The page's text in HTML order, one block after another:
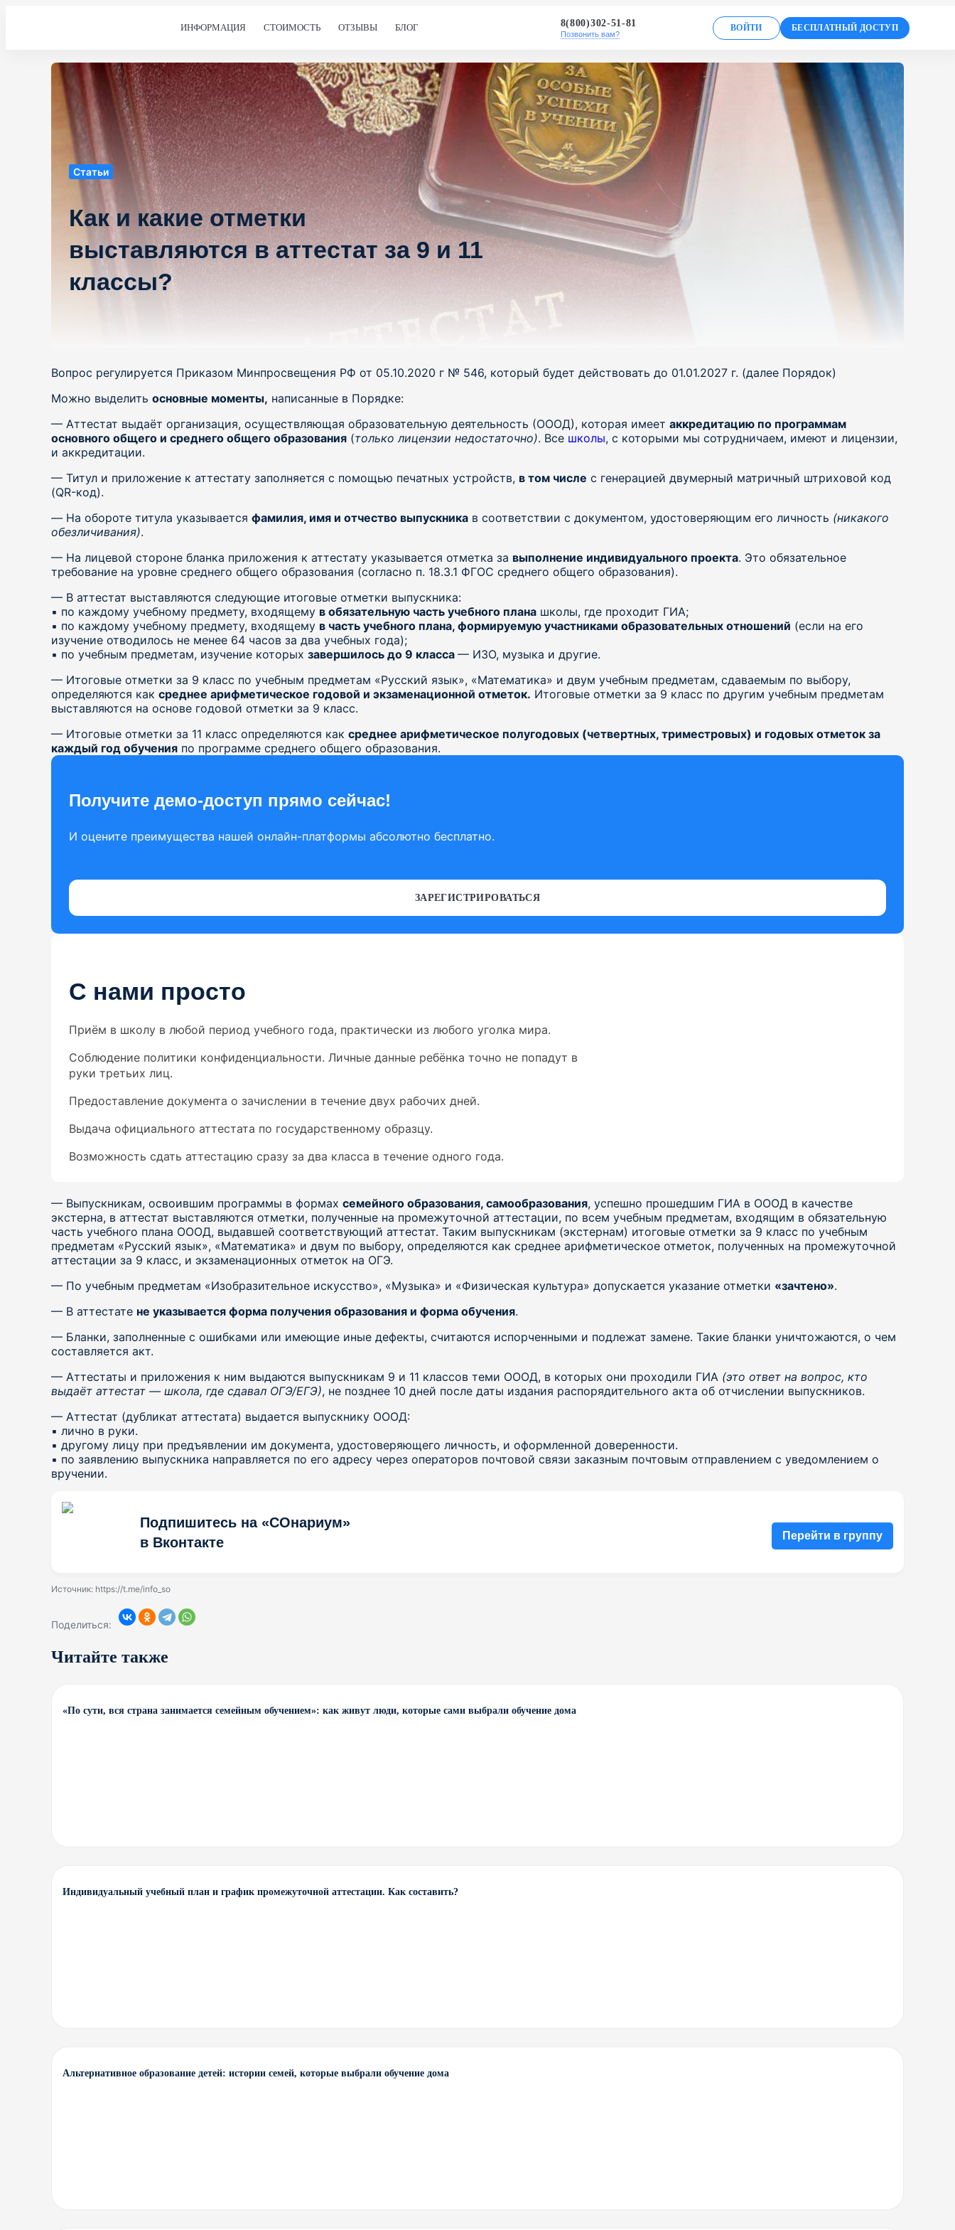
ИНФОРМАЦИЯ СТОИМОСТЬ ОТЗЫВЫ БЛОГ 8(800)302-51-81
Позвонить вам?
ВОЙТИ БЕСПЛАТНЫЙ ДОСТУП
Статьи
Как и какие отметки
выставляются в аттестат за 9 и 11
классы?
Вопрос регулируется Приказом Минпросвещения РФ от 05.10.2020 г № 546, который будет действовать до 01.01.2027 г. (далее Порядок)
Можно выделить основные моменты, написанные в Порядке:
— Аттестат выдаёт организация, осуществляющая образовательную деятельность (ОООД), которая имеет аккредитацию по программам
основного общего и среднего общего образования (только лицензии недостаточно). Все школы, с которыми мы сотрудничаем, имеют и лицензии,
и аккредитации.
— Титул и приложение к аттестату заполняется с помощью печатных устройств, в том числе с генерацией двумерный матричный штриховой код
(QR-код).
— На обороте титула указывается фамилия, имя и отчество выпускника в соответствии с документом, удостоверяющим его личность (никакого
обезличивания).
— На лицевой стороне бланка приложения к аттестату указывается отметка за выполнение индивидуального проекта. Это обязательное
требование на уровне среднего общего образования (согласно п. 18.3.1 ФГОС среднего общего образования).
— В аттестат выставляются следующие итоговые отметки выпускника:
▪️ по каждому учебному предмету, входящему в обязательную часть учебного плана школы, где проходит ГИА;
▪️ по каждому учебному предмету, входящему в часть учебного плана, формируемую участниками образовательных отношений (если на его
изучение отводилось не менее 64 часов за два учебных года);
▪️ по учебным предметам, изучение которых завершилось до 9 класса — ИЗО, музыка и другие.
— Итоговые отметки за 9 класс по учебным предметам «Русский язык», «Математика» и двум учебным предметам, сдаваемым по выбору,
определяются как среднее арифметическое годовой и экзаменационной отметок. Итоговые отметки за 9 класс по другим учебным предметам
выставляются на основе годовой отметки за 9 класс.
— Итоговые отметки за 11 класс определяются как среднее арифметическое полугодовых (четвертных, триместровых) и годовых отметок за
каждый год обучения по программе среднего общего образования.
Получите демо-доступ прямо сейчас!
И оцените преимущества нашей онлайн-платформы абсолютно бесплатно.
ЗАРЕГИСТРИРОВАТЬСЯ
С нами просто
Приём в школу в любой период учебного года, практически из любого уголка мира.
Соблюдение политики конфиденциальности. Личные данные ребёнка точно не попадут в
руки третьих лиц.
Предоставление документа о зачислении в течение двух рабочих дней.
Выдача официального аттестата по государственному образцу.
Возможность сдать аттестацию сразу за два класса в течение одного года.
— Выпускникам, освоившим программы в формах семейного образования, самообразования, успешно прошедшим ГИА в ОООД в качестве
экстерна, в аттестат выставляются отметки, полученные на промежуточной аттестации, по всем учебным предметам, входящим в обязательную
часть учебного плана ОООД, выдавшей соответствующий аттестат. Таким выпускникам (экстернам) итоговые отметки за 9 класс по учебным
предметам «Русский язык», «Математика» и двум по выбору, определяются как среднее арифметическое отметок, полученных на промежуточной
аттестации за 9 класс, и экзаменационных отметок на ОГЭ.
— По учебным предметам «Изобразительное искусство», «Музыка» и «Физическая культура» допускается указание отметки «зачтено».
— В аттестате не указывается форма получения образования и форма обучения.
— Бланки, заполненные с ошибками или имеющие иные дефекты, считаются испорченными и подлежат замене. Такие бланки уничтожаются, о чем
составляется акт.
— Аттестаты и приложения к ним выдаются выпускникам 9 и 11 классов теми ОООД, в которых они проходили ГИА (это ответ на вопрос, кто
выдаёт аттестат — школа, где сдавал ОГЭ/ЕГЭ), не позднее 10 дней после даты издания распорядительного акта об отчислении выпускников.
— Аттестат (дубликат аттестата) выдается выпускнику ОООД:
▪️ лично в руки.
▪️ другому лицу при предъявлении им документа, удостоверяющего личность, и оформленной доверенности.
▪️ по заявлению выпускника направляется по его адресу через операторов почтовой связи заказным почтовым отправлением с уведомлением о
вручении.
Подпишитесь на «СОнариум»
в Вконтакте
Перейти в группу
Источник: https://t.me/info_so
Поделиться:
Читайте также
«По сути, вся страна занимается семейным обучением»: как живут люди, которые сами выбрали обучение дома
Индивидуальный учебный план и график промежуточной аттестации. Как составить?
Альтернативное образование детей: истории семей, которые выбрали обучение дома